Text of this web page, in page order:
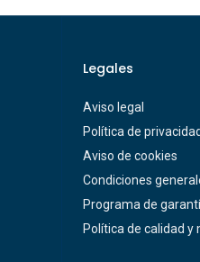
Legales
Aviso legal
Política de privacidad
Aviso de cookies
Condiciones
Programa de
Política de calidad